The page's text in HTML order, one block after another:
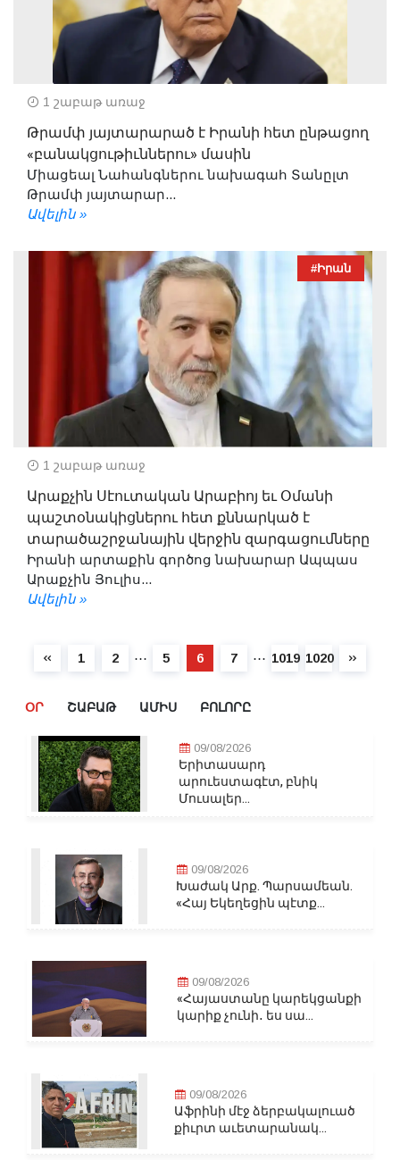
1 շաբաթ առաջ
Թրամփ յայտարարած է Իրանի հետ ընթացող
«բանակցութիւններու» մասին
Միացեալ Նահանգներու նախագահ Տանըլտ
Թրամփ յայտարար...
Ավելին »
#Իրան
1 շաբաթ առաջ
Արաքչին Սէուտական Արաբիոյ եւ Օմանի
պաշտօնակիցներու հետ քննարկած է
տարածաշրջանային վերջին զարգացումները
Իրանի արտաքին գործոց նախարար Ապպաս
Արաքչին Յուլիս...
Ավելին »
1 2 ⋯ 5 6 7 ⋯ 1019 1020
ՕՐ ՇԱԲԱԹ ԱՄԻՍ ԲՈԼՈՐԸ
09/08/2026
Երիտասարդ
արուեստագէտ, բնիկ
Մուսալեր...
09/08/2026
Խաժակ Արք. Պարսամեան.
«Հայ Եկեղեցին պէտք...
09/08/2026
«Հայաստանը կարեկցանքի
կարիք չունի․ ես սա...
09/08/2026
Աֆրինի մէջ ձերբակալուած
քիւրտ աւետարանակ...